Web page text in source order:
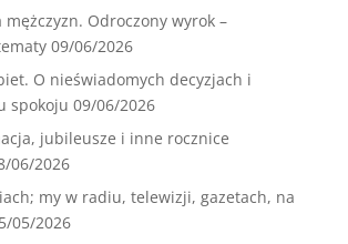
Odroczony wyrok –
09/06/2026
O nieświadomych decyzjach i
spokoju 09/06/2026
jubileusze i inne rocznice
06/2026
my w radiu, telewizji, gazetach, na
05/2026